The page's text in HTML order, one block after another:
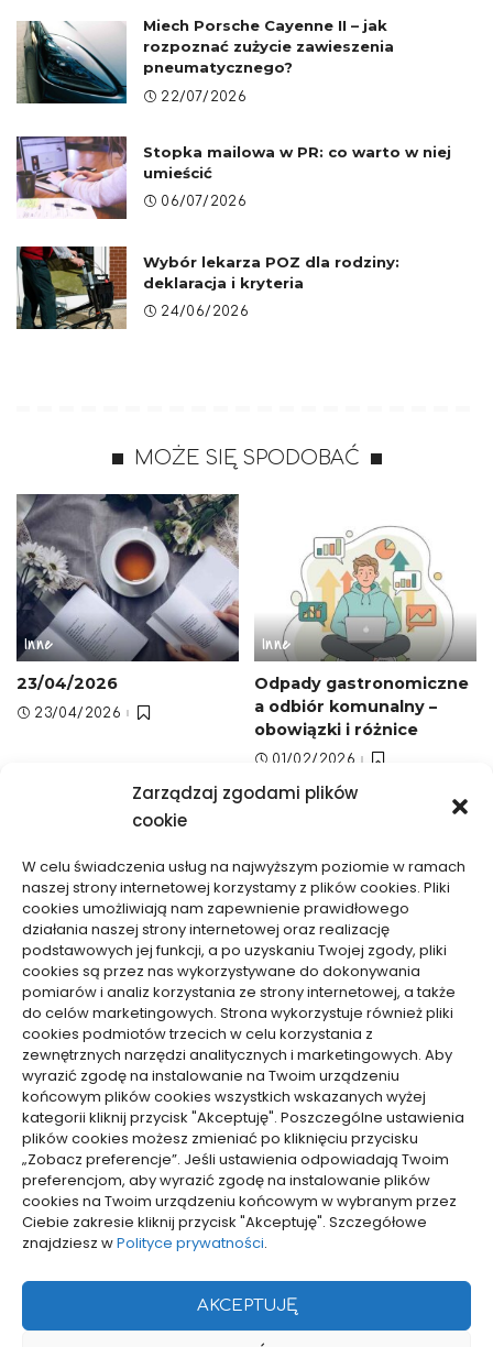
Zarządzaj zgodami plików
cookie
W celu świadczenia usług na najwyższym poziomie w ramach
naszej strony internetowej korzystamy z plików cookies. Pliki
cookies umożliwiają nam zapewnienie prawidłowego
działania naszej strony internetowej oraz realizację
podstawowych jej funkcji, a po uzyskaniu Twojej zgody, pliki
cookies są przez nas wykorzystywane do dokonywania
pomiarów i analiz korzystania ze strony internetowej, a także
do celów marketingowych. Strona wykorzystuje również pliki
cookies podmiotów trzecich w celu korzystania z
zewnętrznych narzędzi analitycznych i marketingowych. Aby
wyrazić zgodę na instalowanie na Twoim urządzeniu
końcowym plików cookies wszystkich wskazanych wyżej
kategorii kliknij przycisk "Akceptuję". Poszczególne ustawienia
plików cookies możesz zmieniać po kliknięciu przycisku
„Zobacz preferencje”. Jeśli ustawienia odpowiadają Twoim
preferencjom, aby wyrazić zgodę na instalowanie plików
cookies na Twoim urządzeniu końcowym w wybranym przez
Ciebie zakresie kliknij przycisk "Akceptuję". Szczegółowe
znajdziesz wPolityce prywatności.
AKCEPTUJĘ
Miech Porsche Cayenne II – jak
rozpoznać zużycie zawieszenia
pneumatycznego?
22/07/2026
Stopka mailowa w PR: co warto w niej
umieścić
06/07/2026
Wybór lekarza POZ dla rodziny:
deklaracja i kryteria
24/06/2026
MOŻE SIĘ SPODOBAĆ
Inne
23/04/2026
23/04/2026
Inne
Odpady gastronomiczne
a odbiór komunalny –
obowiązki i różnice
01/02/2026
Inne
Jaki kod odpadu dla
czyściw zabrudzonych
olejem – klasyfikacja i
wybór
01/02/2026
Inne
Jakie emocje towarzyszą
odbieraniu znaków z
zaświatów – analiza
WCZYTAJ WIĘCEJ
pozyjonowanie lokalne
Projekty domów Rzeszów